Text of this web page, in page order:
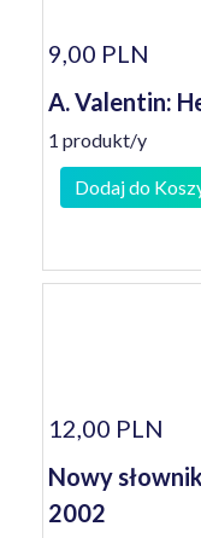
9,00 PLN
A. Valentin:
1 produkt/y
Dodaj do
12,00 PLN
Nowy
2002